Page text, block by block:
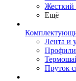
Ещё
Лента и
Профили
Пруток